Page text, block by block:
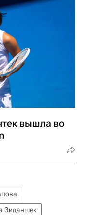
вышла во
Зиданшек